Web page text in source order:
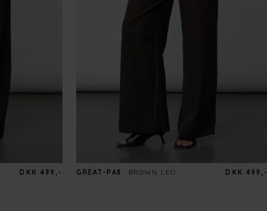
DKK 499,- GREAT-PA8 BROWN LEO DKK 499,-